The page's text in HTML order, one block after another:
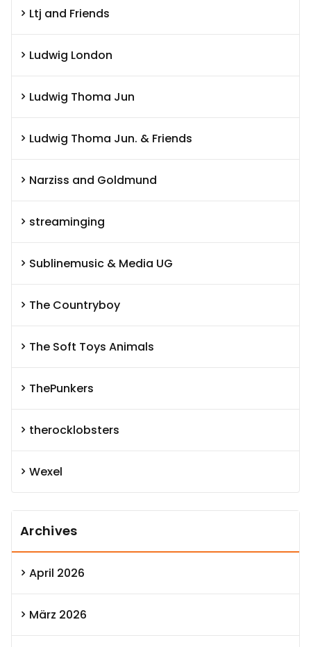
Ltj and Friends
Ludwig London
Ludwig Thoma Jun
Ludwig Thoma Jun. & Friends
Narziss and Goldmund
streaminging
Sublinemusic & Media UG
The Countryboy
The Soft Toys Animals
ThePunkers
therocklobsters
Wexel
Archives
April 2026
März 2026